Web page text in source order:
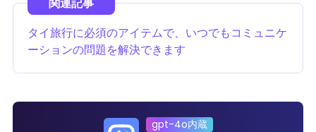
タイ旅行に必須のアイテムで、いつでもコミュニケ
ーションの問題を解決できます
gpt-4o内蔵